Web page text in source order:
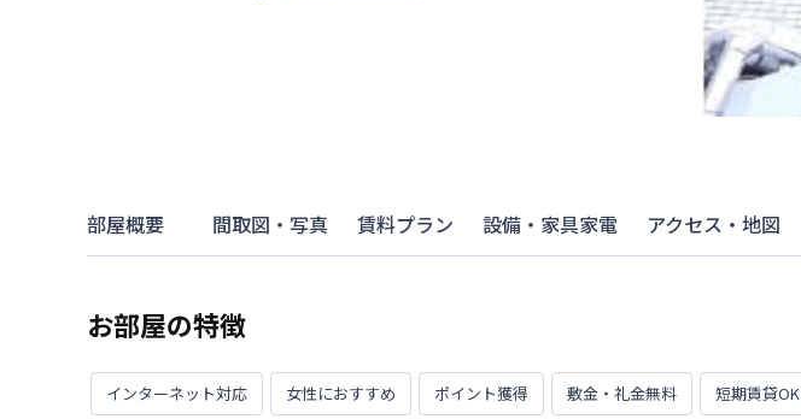
部屋概要 間取図・写真 賃料プラン 設備・家具家電 アクセス・地図
お部屋の特徴
インターネット対応 女性におすすめ ポイント獲得 敷金・礼金無料 短期賃貸OK